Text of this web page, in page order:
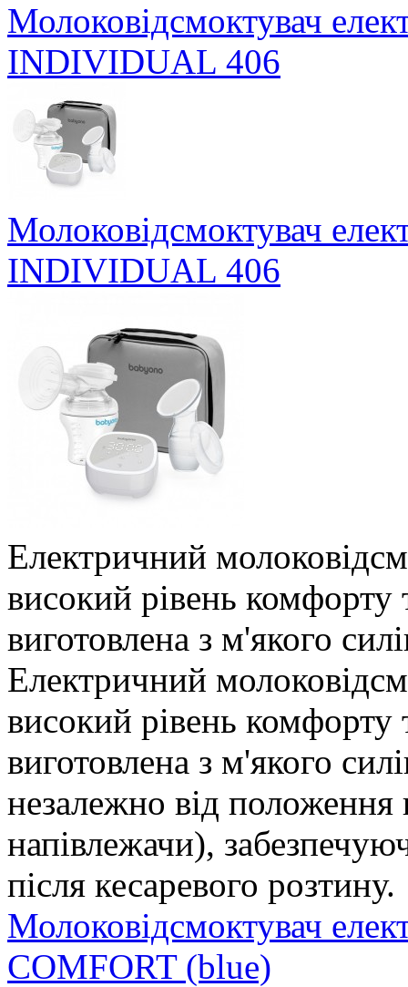
Молоковідсмоктувач
INDIVIDUAL 406
Молоковідсмоктувач
INDIVIDUAL 406
Електричний
високий рівень комфорту
виготовлена ​​з м'якого
Електричний
високий рівень комфорту
виготовлена ​​з м'якого
незалежно від
напівлежачи),
після кесаревого
Молоковідсмоктувач
COMFORT (blue)